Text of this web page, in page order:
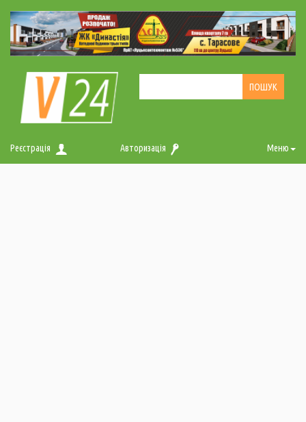
Реєстрація Авторизація Меню